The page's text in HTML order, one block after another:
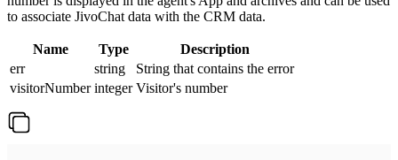
to associate JivoChat data with the CRM data.
Name Type
Description
err
string
String that contains the error
visitorNumber integer Visitor's number